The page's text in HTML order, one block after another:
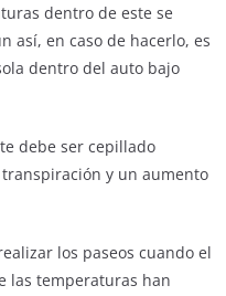
dentro de este se
así, en caso de hacerlo, es
dentro del auto bajo
debe ser cepillado
y un aumento
los paseos cuando el
las temperaturas han